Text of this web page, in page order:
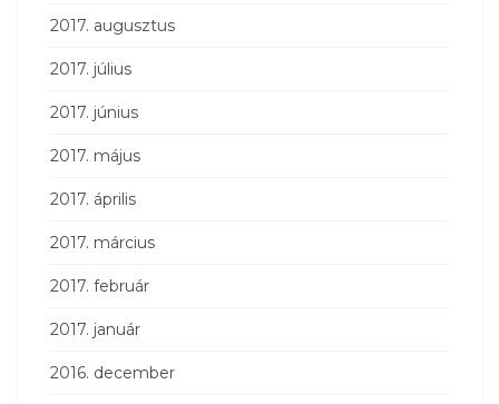
2017. augusztus
2017. július
2017. június
2017. május
2017. április
2017. március
2017. február
2017. január
2016. december